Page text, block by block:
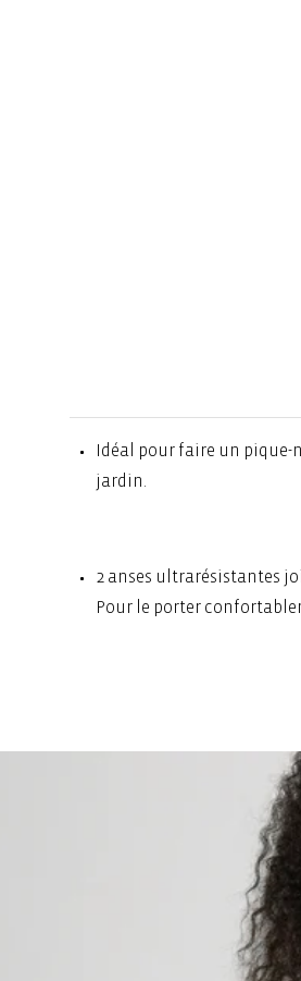
Idéal pour faire un pique-
jardin.
2 anses ultrarésistantes
Pour le porter